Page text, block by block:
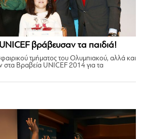
βράβευσαν τα παιδιά!
τμήματος του Ολυμπιακού, αλλά και
Βραβεία UNICEF 2014 για τα